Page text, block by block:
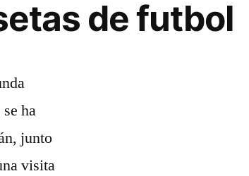
de futbol
ha
junto
visita